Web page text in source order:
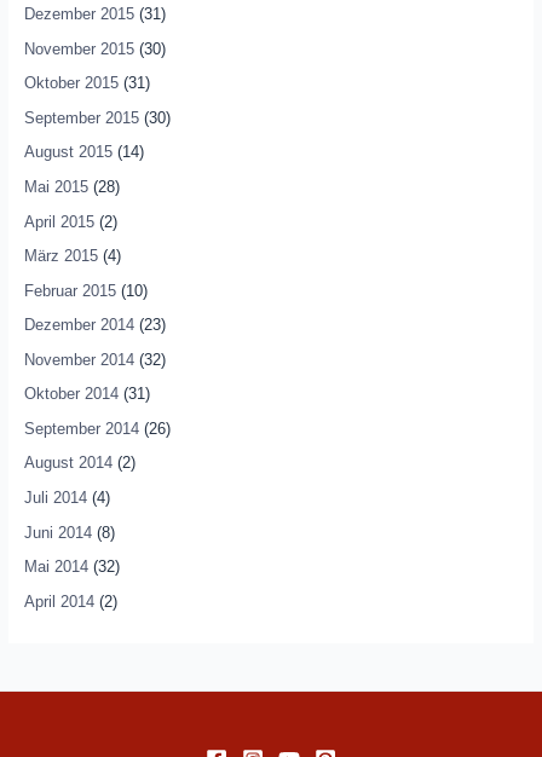
Dezember 2015(31)
November 2015(30)
Oktober 2015(31)
September 2015(30)
August 2015(14)
Mai 2015(28)
April 2015(2)
März 2015(4)
Februar 2015(10)
Dezember 2014(23)
November 2014(32)
Oktober 2014(31)
September 2014(26)
August 2014(2)
Juli 2014(4)
Juni 2014(8)
Mai 2014(32)
April 2014(2)